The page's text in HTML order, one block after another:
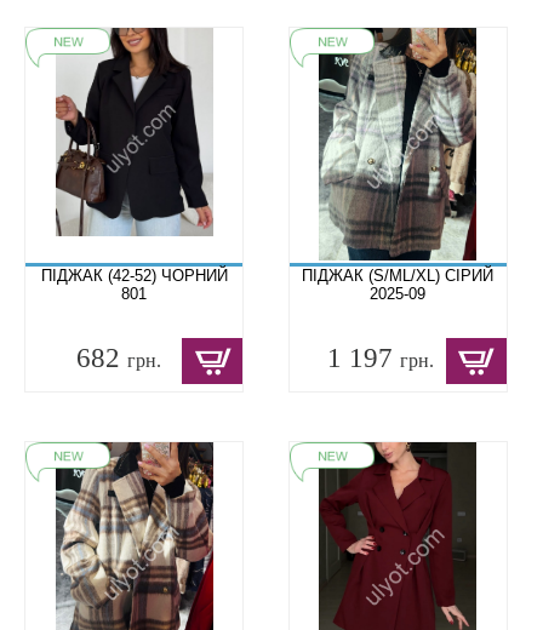
ПІДЖАК (42-52) ЧОРНИЙ
801
682 грн.
ПІДЖАК (S/ML/XL) СІРИЙ
2025-09
1 197грн.